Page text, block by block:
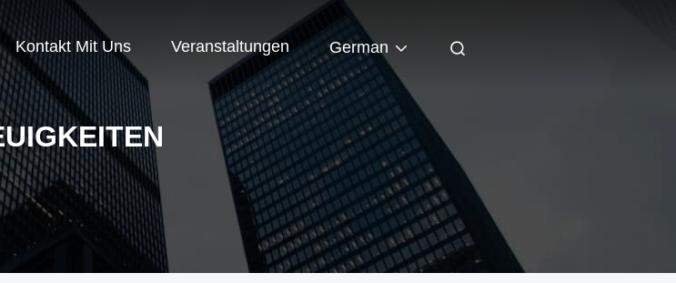
Kontakt Mit Uns Veranstaltungen German